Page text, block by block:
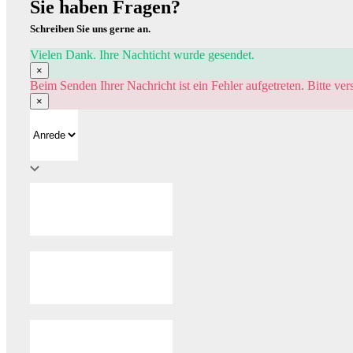
Sie haben Fragen?
Schreiben Sie uns gerne an.
Vielen Dank. Ihre Nachticht wurde gesendet.
×
Beim Senden Ihrer Nachricht ist ein Fehler aufgetreten. Bitte
×